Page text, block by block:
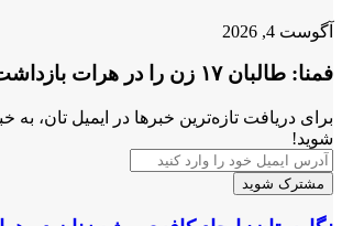
آگوست 4, 2026
فمنا: طالبان ۱۷ زن را در هرات بازداشت کرد
برای دریافت تازه‌ترین خبرها در ایمیل تان،
شوید!
آدرس
ایمیل
خود
را